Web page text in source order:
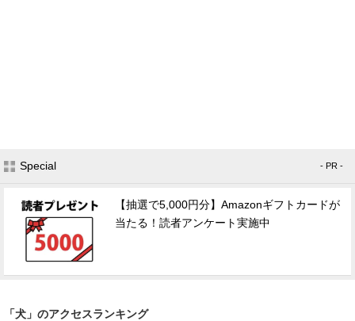
Special - PR -
【抽選で5,000円分】Amazonギフトカードが
当たる！読者アンケート実施中
「犬」のアクセスランキング